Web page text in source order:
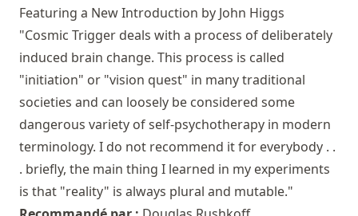
Featuring a New Introduction by John Higgs
"Cosmic Trigger deals with a process of deliberately
induced brain change. This process is called
"initiation" or "vision quest" in many traditional
societies and can loosely be considered some
dangerous variety of self-psychotherapy in modern
terminology. I do not recommend it for everybody . .
. briefly, the main thing I learned in my experiments
is that "reality" is always plural and mutable."